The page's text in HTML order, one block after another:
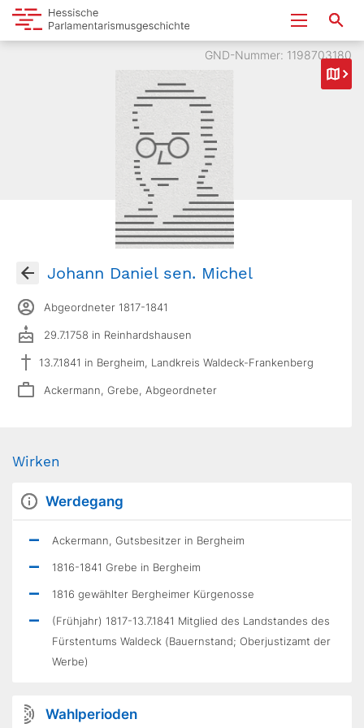
GND-Nummer: 1198703180
Johann Daniel sen. Michel
Abgeordneter 1817-1841
29.7.1758 in Reinhardshausen
13.7.1841 in Bergheim, Landkreis Waldeck-Frankenberg
Ackermann, Grebe, Abgeordneter
Wirken
Werdegang
Ackermann, Gutsbesitzer in Bergheim
1816-1841 Grebe in Bergheim
1816 gewählter Bergheimer Kürgenosse
(Frühjahr) 1817-13.7.1841 Mitglied des Landstandes des
Fürstentums Waldeck (Bauernstand; Oberjustizamt der
Werbe)
Wahlperioden